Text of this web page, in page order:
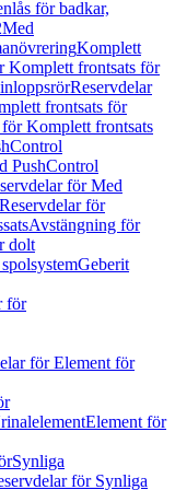
för badkar,
Med
Komplett
Komplett frontsats för
Reservdelar
frontsats för
Komplett frontsats
PushControl
för Med
Reservdelar för
Avstängning för
dolt
Geberit
för
för Element för
Element för
Synliga
för Synliga